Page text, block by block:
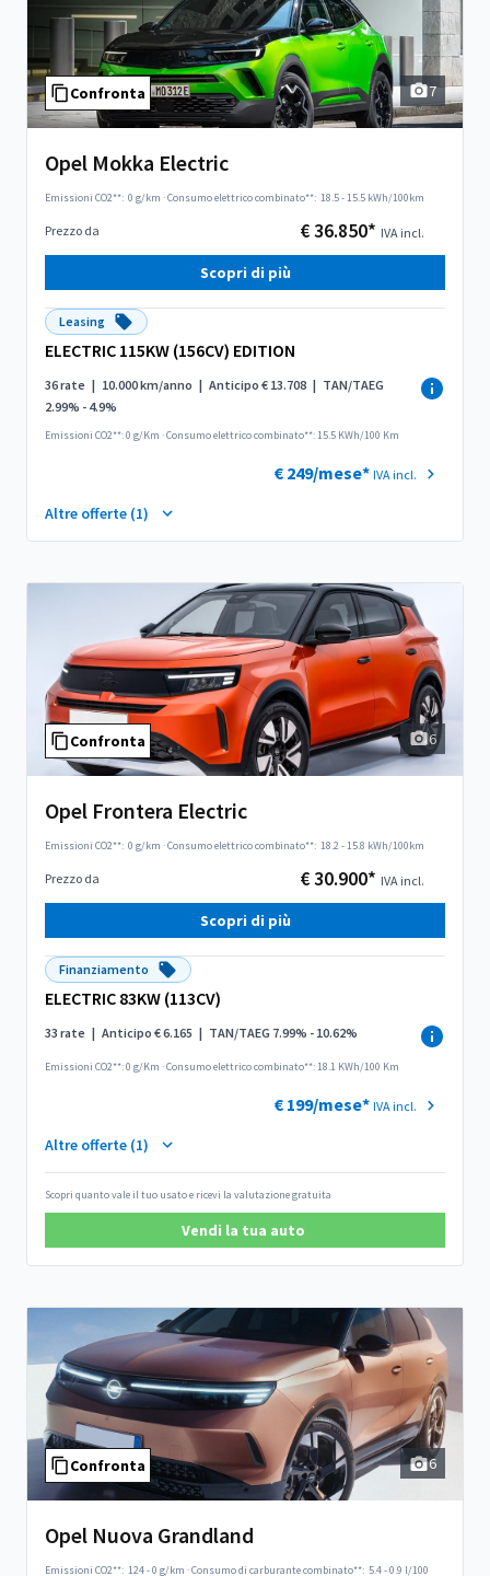
Confronta 7
Opel Mokka Electric
Emissioni CO2**: 0 g/km ·Consumo elettrico combinato**: 18.5 - 15.5 kWh/100km
Prezzo da € 36.850* IVA incl.
Scopri di più
Leasing
ELECTRIC 115KW (156CV) EDITION
36 rate | 10.000 km/anno | Anticipo € 13.708 | TAN/TAEG
2.99% - 4.9%
Emissioni CO2**: 0 g/Km ·Consumo elettrico combinato**: 15.5 KWh/100 Km
€ 249/mese* IVA incl.
Altre offerte (1)
Confronta 6
Opel Frontera Electric
Emissioni CO2**: 0 g/km ·Consumo elettrico combinato**: 18.2 - 15.8 kWh/100km
Prezzo da € 30.900* IVA incl.
Scopri di più
Finanziamento
ELECTRIC 83KW (113CV)
33 rate | Anticipo € 6.165 | TAN/TAEG 7.99% - 10.62%
Emissioni CO2**: 0 g/Km ·Consumo elettrico combinato**: 18.1 KWh/100 Km
€ 199/mese* IVA incl.
Altre offerte (1)
Scopri quanto vale il tuo usato e ricevi la valutazione gratuita
Vendi la tua auto
Confronta 6
Opel Nuova Grandland
Emissioni CO2**: 124 - 0 g/km ·Consumo di carburante combinato**: 5.4 - 0.9 l/100